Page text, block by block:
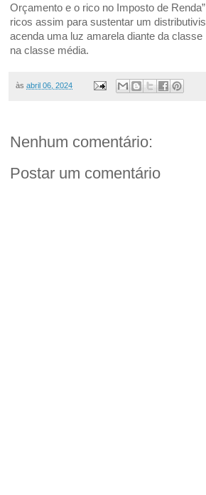
Orçamento e o rico no Imposto de
ricos assim para sustentar um
acenda uma luz amarela diante da
na classe média.
às abril 06, 2024
Nenhum comentário:
Postar um comentário